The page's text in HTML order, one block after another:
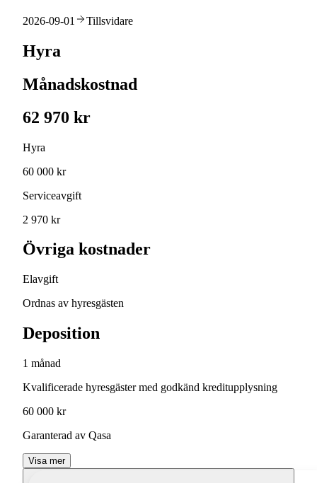
2026-09-01 Tillsvidare
Hyra
Månadskostnad
62 970 kr
Hyra
60 000 kr
Serviceavgift
2 970 kr
Övriga kostnader
Elavgift
Ordnas av hyresgästen
Deposition
1 månad
Kvalificerade hyresgäster med godkänd kreditupplysning
60 000 kr
Garanterad av Qasa
Visa mer